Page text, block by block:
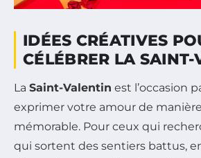
IDÉES CRÉATIVES
CÉLÉBRER LA SAINT-
La Saint-Valentin est l’occasion
exprimer votre amour de
mémorable. Pour ceux qui
qui sortent des sentiers battus,